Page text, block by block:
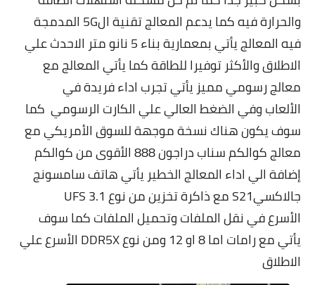
والحرارة فيه كما يدعم المعالج تقنية ال5G المدمجة
فيه المعالج يأتي بمعمارية بناء 5 نانو متر الاحدث علي
الاطلاق والأكثر توفيرا للطاقة كما يأتي المعالج مع
معالج رسومي مميز يأتي تجرب اداء فريدة في
الألعاب وفي الضغط العالي علي الكارت الرسومي كما
سوف يكون هناك نسخة موجهة للسوق الأمريكي مع
معالج كوالكم سناب دراجون 888 الأقوى من كوالكم
إضافة الي اداء المعالج الخطير يأتي هاتف سامسونج
جالاكسيS21 مع ذاكرة تخزين من نوع UFS 3.1
الأسرع في نقل الملفات وتحميل الملفات كما سوف
يأتي مع رامات اما 8 او 12 ومن نوع DDR5X الأسرع علي
الاطلاق